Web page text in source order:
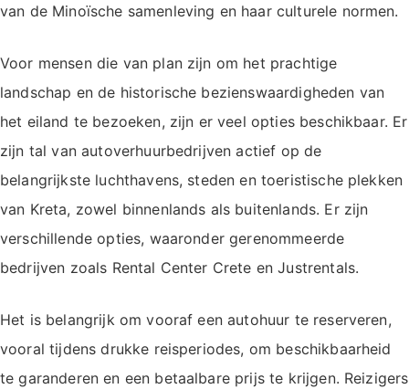
van de Minoïsche samenleving en haar culturele normen.
Voor mensen die van plan zijn om het prachtige
landschap en de historische bezienswaardigheden van
het eiland te bezoeken, zijn er veel opties beschikbaar. Er
zijn tal van autoverhuurbedrijven actief op de
belangrijkste luchthavens, steden en toeristische plekken
van Kreta, zowel binnenlands als buitenlands. Er zijn
verschillende opties, waaronder gerenommeerde
bedrijven zoals Rental Center Crete en Justrentals.
Het is belangrijk om vooraf een autohuur te reserveren,
vooral tijdens drukke reisperiodes, om beschikbaarheid
te garanderen en een betaalbare prijs te krijgen. Reizigers